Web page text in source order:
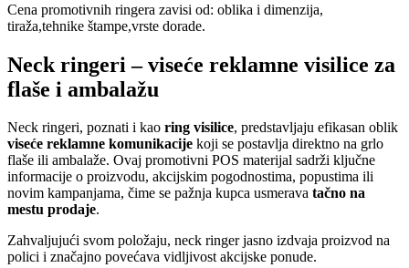
Cena promotivnih ringera zavisi od: oblika i dimenzija,
tiraža,tehnike štampe,vrste dorade.
Neck ringeri – viseće reklamne visilice za
flaše i ambalažu
Neck ringeri, poznati i kao ring visilice, predstavljaju efikasan oblik
viseće reklamne komunikacije koji se postavlja direktno na grlo
flaše ili ambalaže. Ovaj promotivni POS materijal sadrži ključne
informacije o proizvodu, akcijskim pogodnostima, popustima ili
novim kampanjama, čime se pažnja kupca usmerava tačno na
mestu prodaje.
Zahvaljujući svom položaju, neck ringer jasno izdvaja proizvod na
polici i značajno povećava vidljivost akcijske ponude.